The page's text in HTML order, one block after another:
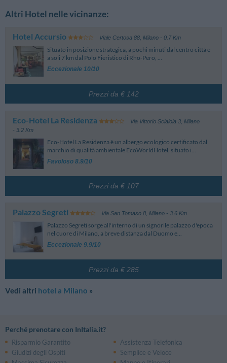
Altri Hotel nelle vicinanze:
Hotel Accursio Viale Certosa 88, Milano- 0.7 Km
Situato in posizione strategica, a pochi minuti dal centro città e
a soli 7 km dal Polo Fieristico di Rho-Pero, ...
Eccezionale 10/10
Prezzi da € 142
Eco-Hotel La Residenza Via Vittorio Scialoia 3, Milano
- 3.2 Km
Eco-Hotel La Residenza è un albergo ecologico certificato dal
marchio di qualità ambientale EcoWorldHotel, situato i...
Favoloso 8.9/10
Prezzi da € 107
Palazzo Segreti Via San Tomaso 8, Milano- 3.6 Km
Palazzo Segreti sorge all'interno di un signorile palazzo d'epoca
nel cuore di Milano, a breve distanza dal Duomo e...
Eccezionale 9.9/10
Prezzi da € 285
Vedi altri hotel a Milano »
Perché prenotare con InItalia.it?
Risparmio Garantito
Assistenza Telefonica
Giudizi degli Ospiti
Semplice e Veloce